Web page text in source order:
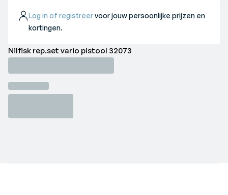
Log in of registreervoor jouw persoonlijke prijzen en
kortingen.
Nilfisk rep.set vario pistool 32073